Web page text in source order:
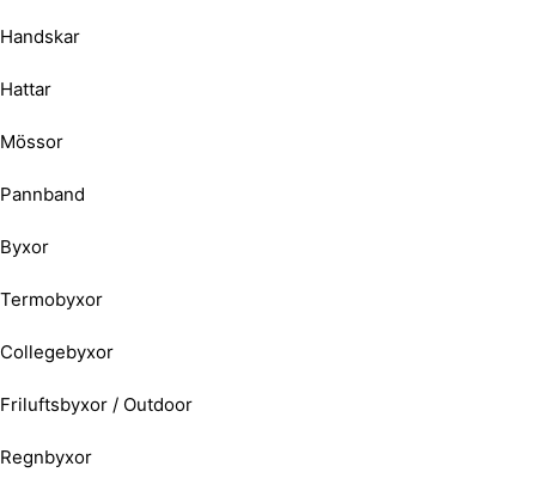
Handskar
Hattar
Mössor
Pannband
Byxor
Termobyxor
Collegebyxor
Friluftsbyxor / Outdoor
Regnbyxor